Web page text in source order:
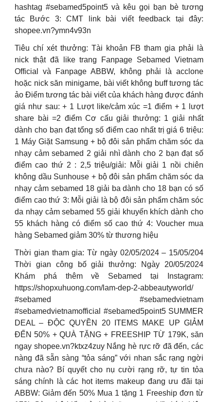
hashtag #sebamed5point5 và kêu gọi bạn bè tương
tác Bước 3: CMT link bài viết feedback tại đây:
shopee.vn?ymn4v93n
Tiêu chí xét thưởng: Tài khoản FB tham gia phải là
nick thật đã like trang Fanpage Sebamed Vietnam
Official và Fanpage ABBW, không phải là acclone
hoặc nick săn minigame, bài viết không buff tương tác
ảo Điểm tương tác bài viết của khách hàng được đánh
giá như sau: + 1 Lượt like/cảm xúc =1 điểm + 1 lượt
share bài =2 điểm Cơ cấu giải thưởng: 1 giải nhất
dành cho bạn đạt tổng số điểm cao nhất trị giá 6 triệu:
1 Máy Giặt Samsung + bộ đôi sản phẩm chăm sóc da
nhạy cảm sebamed 2 giải nhì dành cho 2 bạn đạt số
điểm cao thứ 2 : 2,5 triệu/giải: Mỗi giải 1 nồi chiên
không dầu Sunhouse + bộ đôi sản phẩm chăm sóc da
nhạy cảm sebamed 18 giải ba dành cho 18 bạn có số
điểm cao thứ 3: Mỗi giải là bộ đôi sản phẩm chăm sóc
da nhạy cảm sebamed 55 giải khuyến khích dành cho
55 khách hàng có điểm số cao thứ 4: Voucher mua
hàng Sebamed giảm 30% từ thương hiệu
Thời gian tham gia: Từ ngày 02/05/2024 – 15/05/204
Thời gian công bố giải thưởng: Ngày 20/05/2024
Khám phá thêm về Sebamed tại Instagram:
https://shopxuhuong.com/lam-dep-2-abbeautyworld/
#sebamed #sebamedvietnam
#sebamedvietnamofficial #sebamed5point5 SUMMER
DEAL – ĐỘC QUYỀN 20 ITEMS MAKE UP GIẢM
ĐẾN 50% + QUÀ TẶNG + FREESHIP TỪ 179K, săn
ngay shopee.vn?ktxz4zuy Nắng hè rực rỡ đã đến, các
nàng đã sẵn sàng “tỏa sáng” với nhan sắc rạng ngời
chưa nào? Bí quyết cho nụ cười rạng rỡ, tự tin tỏa
sáng chính là các hot items makeup đang ưu đãi tại
ABBW: Giảm đến 50% Mua 1 tặng 1 Freeship đơn từ